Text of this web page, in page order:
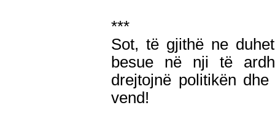
***
Sot, të gjithë ne
besue në nji të
drejtojnë politikën
vend!